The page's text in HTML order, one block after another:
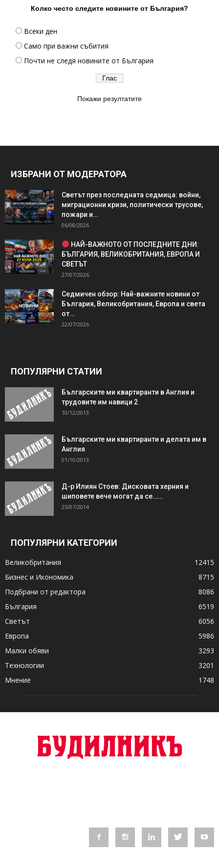
Колко често следите новините от България?
Всеки ден
Само при важни събития
Почти не следя новините от България
Покажи резултатите
ИЗБРАНИ ОТ МОДЕРАТОРА
Светът през последната седмица: войни,
миграционни кризи, политически трусове,
пожари и...
06/08/2026
НАЙ-ВАЖНОТО ОТ ПОСЛЕДНИТЕ ДНИ:
БЪЛГАРИЯ, ВЕЛИКОБРИТАНИЯ, ЕВРОПА И
СВЕТЪТ
27/07/2026
Седмичен обзор: Най-важните новини от
България, Великобритания, Европа и света
от...
22/07/2026
ПОПУЛЯРНИ СТАТИИ
Българските ми квартиранти в Англия и
трудовите им навици 2
10/12/2013
Българските ми квартиранти и делата им в
Англия
01/10/2013
Д-р Илиян Стоев: Дисковата херния и
шиповете вече могат да се…...
25/07/2014
ПОПУЛЯРНИ КАТЕГОРИИ
Великобритания
12415
Бизнес и Икономика
8715
Подбрани от редактора
8086
България
6519
Светът
6056
Европа
5986
Малки обяви
3293
Технологии
3201
Мнение
1748